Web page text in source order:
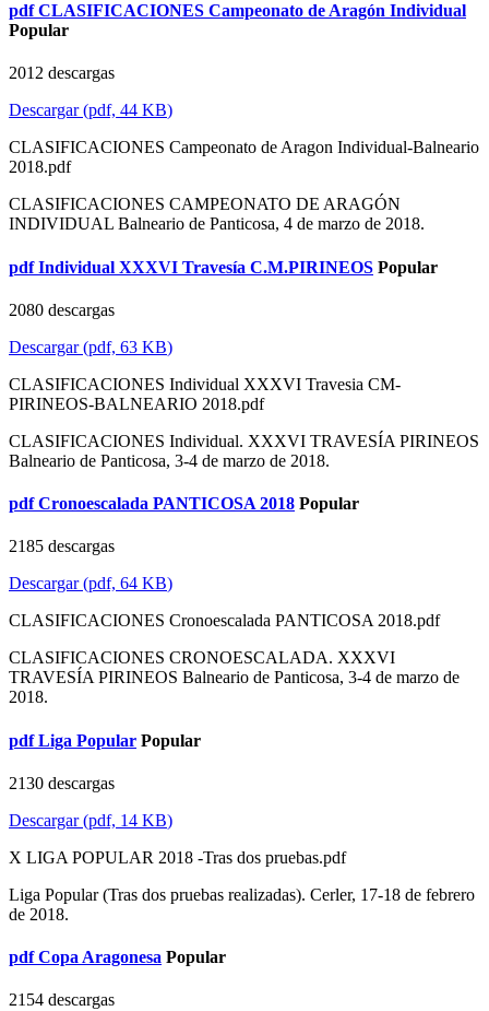
pdf CLASIFICACIONES Campeonato de Aragón Individual
Popular
2012 descargas
Descargar(pdf, 44 KB)
CLASIFICACIONES Campeonato de Aragon Individual-Balneario
2018.pdf
CLASIFICACIONES CAMPEONATO DE ARAGÓN
INDIVIDUAL Balneario de Panticosa, 4 de marzo de 2018.
pdf Individual XXXVI Travesía C.M.PIRINEOS Popular
2080 descargas
Descargar(pdf, 63 KB)
CLASIFICACIONES Individual XXXVI Travesia CM-
PIRINEOS-BALNEARIO 2018.pdf
CLASIFICACIONES Individual. XXXVI TRAVESÍA PIRINEOS
Balneario de Panticosa, 3-4 de marzo de 2018.
pdf Cronoescalada PANTICOSA 2018 Popular
2185 descargas
Descargar(pdf, 64 KB)
CLASIFICACIONES Cronoescalada PANTICOSA 2018.pdf
CLASIFICACIONES CRONOESCALADA. XXXVI
TRAVESÍA PIRINEOS Balneario de Panticosa, 3-4 de marzo de
2018.
pdf Liga Popular Popular
2130 descargas
Descargar(pdf, 14 KB)
X LIGA POPULAR 2018 -Tras dos pruebas.pdf
Liga Popular (Tras dos pruebas realizadas). Cerler, 17-18 de febrero
de 2018.
pdf Copa Aragonesa Popular
2154 descargas